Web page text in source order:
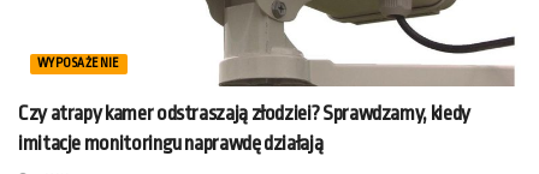
WYPOSAŻENIE
Czy atrapy kamer odstraszają złodziei? Sprawdzamy, kiedy
imitacje monitoringu naprawdę działają